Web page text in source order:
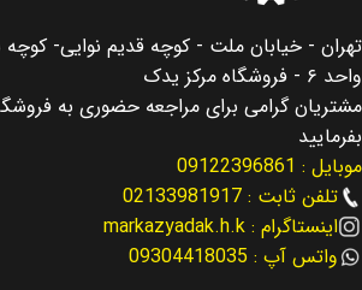
مناسب برای سال
2013 – 2016
نوع لوازم لوازم موتوری
مناسب
واحد ۶ - فروشگاه مرکز یدک
مشتریان گرامی برای مراجعه حضوری به
بفرمایید
موبایل : 09122396861
تلفن ثابت : 02133981917
اینستاگرام : markazyadak.h.k
واتس آپ : 09304418035